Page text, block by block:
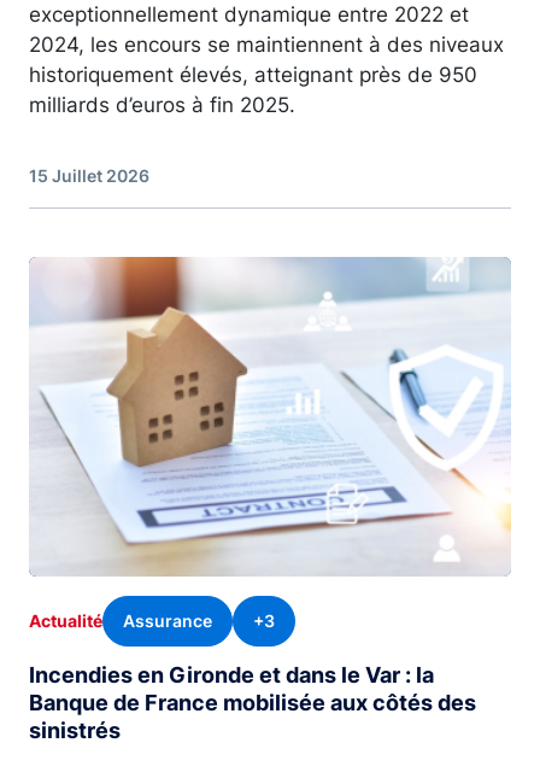
exceptionnellement dynamique entre 2022 et
2024, les encours se maintiennent à des niveaux
historiquement élevés, atteignant près de 950
milliards d’euros à fin 2025.
15 Juillet 2026
Actualité Assurance +3
Incendies en Gironde et dans le Var : la
Banque de France mobilisée aux côtés des
sinistrés